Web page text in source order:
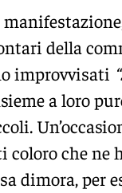
della
improvvisati
a loro
coloro che ne
dimora, per